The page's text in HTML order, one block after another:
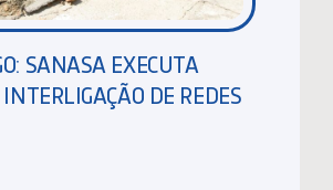
SANASA EXECUTA
DE REDES